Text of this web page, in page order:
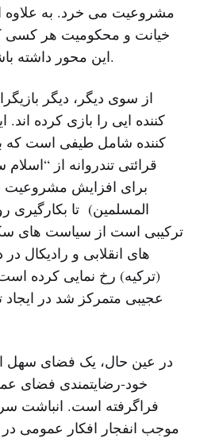
مشروعیت می خرد. به علاوه
خیانت و محکومیت هر کسی
این محور داشته باشد را افزایش داده است.
از سوی دیگر، دیگر
کننده ایی را بازی کرده
کننده شامل طیفی است که
قرائتی تندروانه از
برای افزایش
المسلمین) تا بکارگیری
ترکیبی است از سیاست های
های انقلابی و رادیکال
(ترکیه) رخ نمایی کرده
عجیبی متمرکز شد در
در عین حال، یک فضای سهل
خود-رضایتمندی فضای
فراگرفته است. انباشت
موجب انفجار افکار عمومی